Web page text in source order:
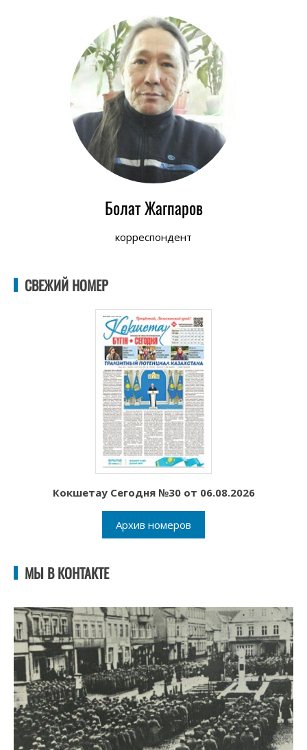
Болат Жагпаров
корреспондент
СВЕЖИЙ НОМЕР
Кокшетау Сегодня №30 от 06.08.2026
Архив номеров
МЫ В КОНТАКТЕ